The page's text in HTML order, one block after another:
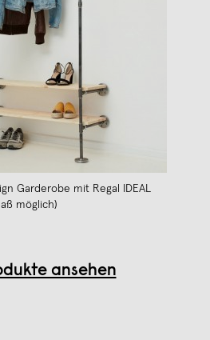
Garderobe mit Regal IDEAL
möglich)
ansehen